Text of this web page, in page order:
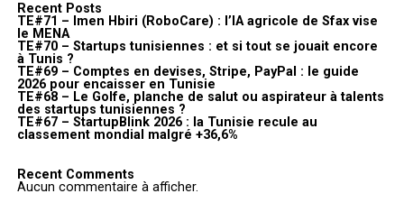
Recent Posts
TE#71 – Imen Hbiri (RoboCare) : l’IA agricole de Sfax vise
le MENA
TE#70 – Startups tunisiennes : et si tout se jouait encore
à Tunis ?
TE#69 – Comptes en devises, Stripe, PayPal : le guide
2026 pour encaisser en Tunisie
TE#68 – Le Golfe, planche de salut ou aspirateur à talents
des startups tunisiennes ?
TE#67 – StartupBlink 2026 : la Tunisie recule au
classement mondial malgré +36,6%
Recent Comments
Aucun commentaire à afficher.